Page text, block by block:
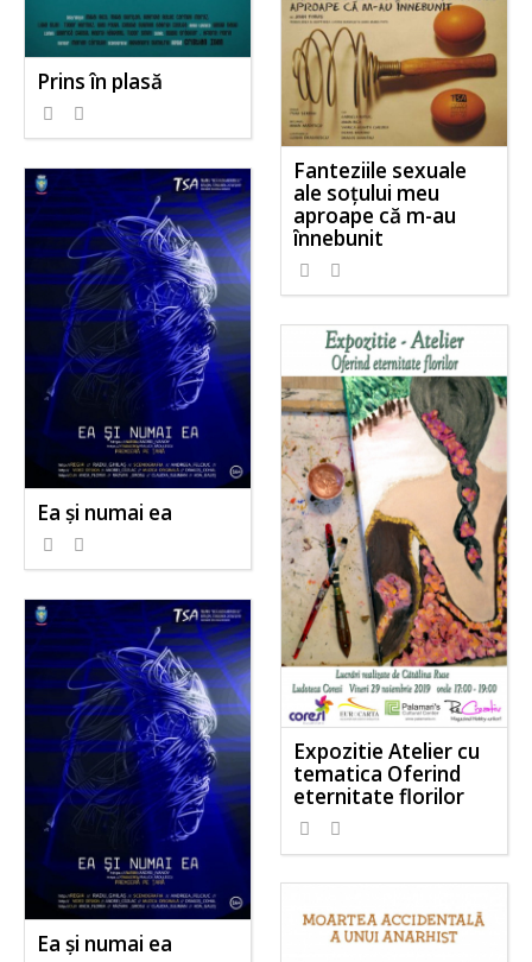
Prins în plasă
Fanteziile sexuale
ale soțului meu
aproape că m-au
înnebunit
Ea și numai ea
Expozitie Atelier cu
tematica Oferind
eternitate florilor
Ea și numai ea